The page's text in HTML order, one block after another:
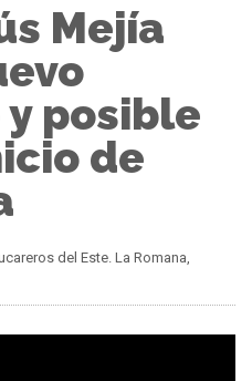
Mejía
posible
de
del Este. La Romana,